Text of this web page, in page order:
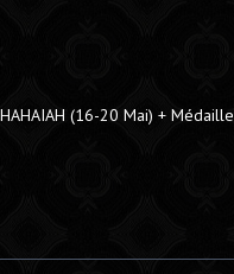
(16-20 Mai) + Médaille